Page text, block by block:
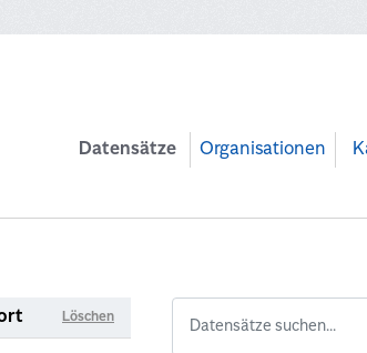
Datensätze Organisationen
Löschen